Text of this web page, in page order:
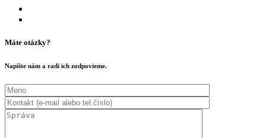
Máte otázky?
Napíšte nám a radi ich zodpovieme.